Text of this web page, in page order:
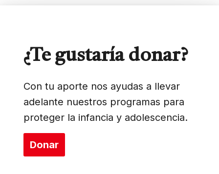
¿Te gustaría donar?
Con tu aporte nos ayudas a llevar
adelante nuestros programas para
proteger la infancia y adolescencia.
Donar